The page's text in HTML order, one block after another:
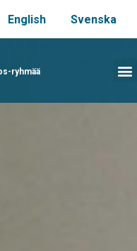
English Svenska
ryhmää